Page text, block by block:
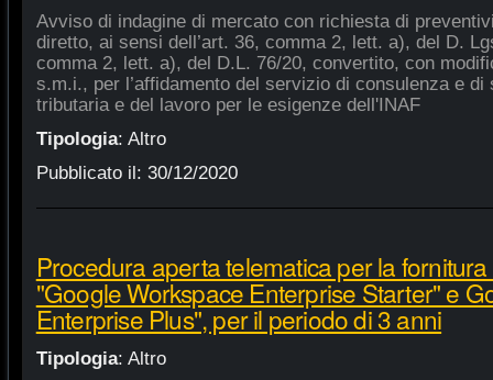
Avviso di indagine di mercato con richiesta di
diretto, ai sensi dell’art. 36, comma 2, lett. a), del D.
comma 2, lett. a), del D.L. 76/20, convertito, con
s.m.i., per l’affidamento del servizio di consulenza e
tributaria e del lavoro per le esigenze dell'INAF
Tipologia: Altro
Pubblicato il: 30/12/2020
Procedura aperta telematica per la
"Google Workspace Enterprise Starter" e
Enterprise Plus", per il periodo di 3 anni
Tipologia: Altro